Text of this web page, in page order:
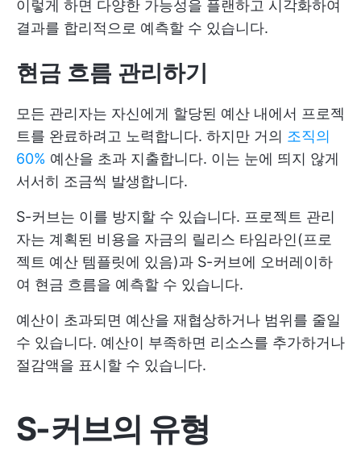
이렇게 하면 다양한 가능성을 플랜하고 시각화하여
결과를 합리적으로 예측할 수 있습니다.
현금 흐름 관리하기
모든 관리자는 자신에게 할당된 예산 내에서 프로젝
트를 완료하려고 노력합니다. 하지만 거의 조직의
60% 예산을 초과 지출합니다. 이는 눈에 띄지 않게
서서히 조금씩 발생합니다.
S-커브는 이를 방지할 수 있습니다. 프로젝트 관리
자는 계획된 비용을 자금의 릴리스 타임라인(프로
젝트 예산 템플릿에 있음)과 S-커브에 오버레이하
여 현금 흐름을 예측할 수 있습니다.
예산이 초과되면 예산을 재협상하거나 범위를 줄일
수 있습니다. 예산이 부족하면 리소스를 추가하거나
절감액을 표시할 수 있습니다.
S-커브의 유형